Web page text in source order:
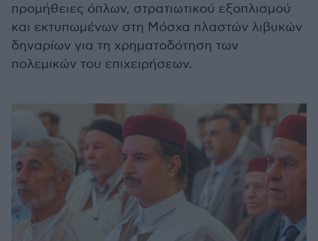
προμήθειες όπλων, στρατιωτικού εξοπλισμού
και εκτυπωμένων στη Μόσχα πλαστών λιβυκών
δηναρίων για τη χρηματοδότηση των
πολεμικών του επιχειρήσεων.